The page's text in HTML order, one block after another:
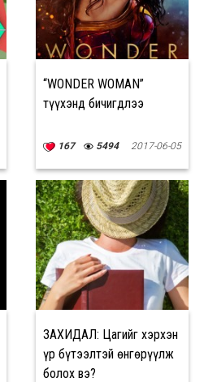
“WONDER WOMAN”
түүхэнд бичигдлээ
167 5494 2017-06-05
ЗАХИДАЛ: Цагийг хэрхэн
үр бүтээлтэй өнгөрүүлж
болох вэ?